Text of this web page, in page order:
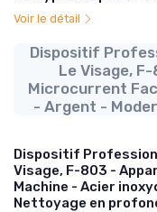
Voir le détail
Dispositif
Le Visage,
Microcurrent
- Argent -
Dispositif
Visage, F-803 -
Machine - Acier
Nettoyage en